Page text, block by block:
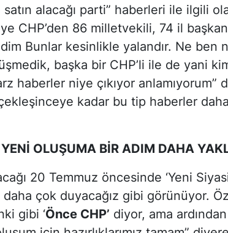
satın alacağı parti” haberleri ile ilgili
CHP’den 86 milletvekili, 74 il
Bunlar kesinlikle yalandır. Ne ben
başka bir CHP’li ile de yani
haberler niye çıkıyor anlamıyorum”
kadar bu tip haberler
YENİ OLUŞUMA BİR ADIM DAHA
20 Temmuz öncesinde ‘Yeni
çok duyacağız gibi görünüyor.
gibi ‘Önce CHP’ diyor, ama